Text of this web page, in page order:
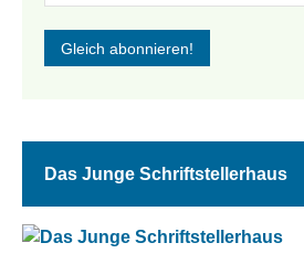
Das Junge Schriftstellerhaus